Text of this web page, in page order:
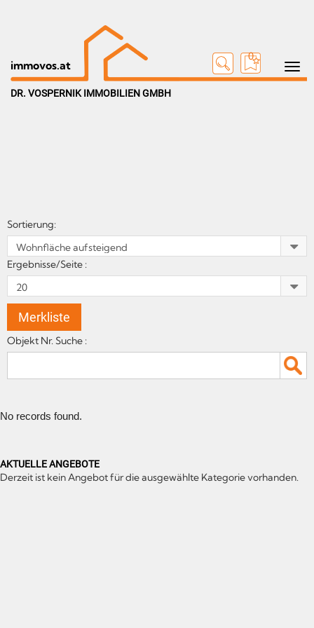
Toggle
immovos.at
0
DR. VOSPERNIK IMMOBILIEN GMBH
Sortierung:
Ergebnisse/Seite :
Merkliste
Objekt Nr. Suche :
No records found.
AKTUELLE ANGEBOTE
Derzeit ist kein Angebot für die ausgewählte Kategorie vorhanden.